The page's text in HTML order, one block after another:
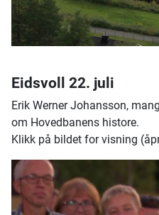
Eidsvoll 22. juli
Erik Werner Johansson,
om Hovedbanens histore.
Klikk på bildet for visning